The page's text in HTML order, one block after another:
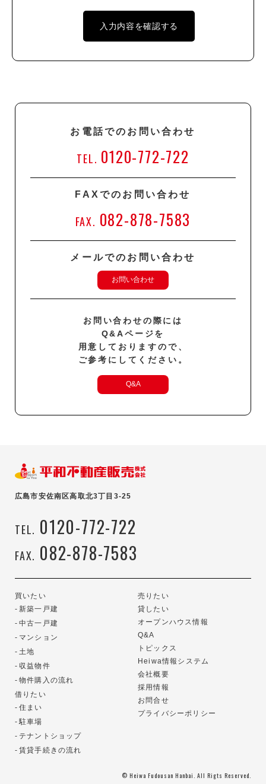
お電話でのお問い合わせ
TEL. 0120-772-722
FAXでのお問い合わせ
FAX. 082-878-7583
メールでのお問い合わせ
お問い合わせ
お問い合わせの際には
Q&Aページを
用意しておりますので、
ご参考にしてください。
Q&A
広島市安佐南区高取北3丁目3-25
TEL. 0120-772-722
FAX. 082-878-7583
買いたい
新築一戸建
中古一戸建
マンション
土地
収益物件
物件購入の流れ
借りたい
住まい
駐車場
テナントショップ
賃貸手続きの流れ
売りたい
貸したい
オープンハウス情報
Q&A
トピックス
Heiwa情報システム
会社概要
採用情報
お問合せ
プライバシーポリシー
© Heiwa Fudousan Hanbai. All Rigts Reserved.